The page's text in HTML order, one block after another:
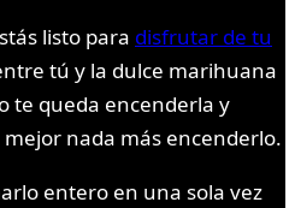
listo para disfrutar de tu
tú y la dulce marihuana
te queda encenderla y
nada más encenderlo.
entero en una sola vez